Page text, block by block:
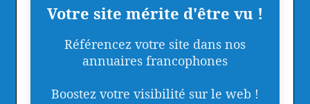
Votre site mérite d'être vu !
Référencez votre site dans nos
annuaires francophones
Boostez votre visibilité sur le web !